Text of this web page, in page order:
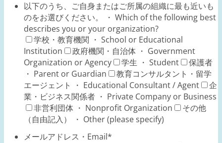
以下のうち、ご自身またはご所属の組織に最も近いも
のをお選びください。 ・ Which of the following best
describes you or your organization?
学校・教育機関 ・ School or Educational
Institution
政府機関・自治体 ・ Government
Organization or Agency
学生 ・ Student
保護者
・ Parent or Guardian
教育コンサルタント・留学
エージェント ・ Educational Consultant / Agent
企
業・ビジネス関係者 ・ Private Company or Business
非営利団体 ・ Nonprofit Organization
その他
（自由記入） ・ Other (please specify)
メールアドレス・Email*